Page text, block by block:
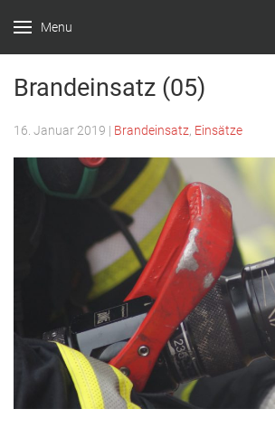
Menu
Witten –
Brandeinsatz (05)
16. Januar 2019 | Brandeinsatz Einsätze